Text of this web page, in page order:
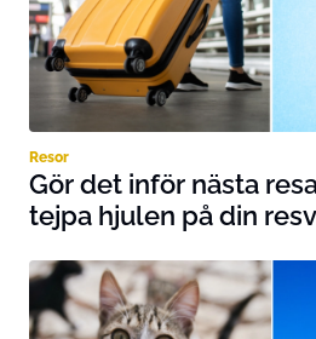
Resor
Gör det inför nästa
tejpa hjulen på din